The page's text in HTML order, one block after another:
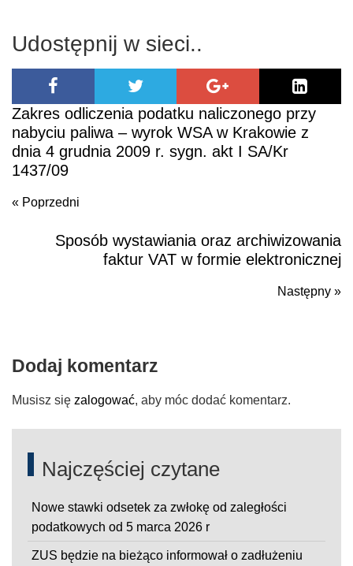
Udostępnij w sieci..
Zakres odliczenia podatku naliczonego przy
nabyciu paliwa – wyrok WSA w Krakowie z
dnia 4 grudnia 2009 r. sygn. akt I SA/Kr
1437/09
« Poprzedni
PoprzedniSposób wystawiania oraz archiwizowania
faktur VAT w formie elektronicznej
Następny »
Dodaj komentarz
Musisz się zalogować, aby móc dodać komentarz.
Najczęściej czytane
Nowe stawki odsetek za zwłokę od zaległości
podatkowych od 5 marca 2026 r
ZUS będzie na bieżąco informował o zadłużeniu